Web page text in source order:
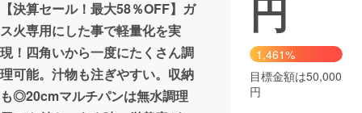
CAMPFIRE for Social Good
CAMPFIRE Creation
CAMPFIREふるさと納税machi-ya コミュニティ
【決算セール！最大58％OFF】ガ
ス火専用にした事で軽量化を実
現！四角いから一度にたくさん調
理可能。汁物も注ぎやすい。収納
も◎20cmマルチパンは無水調理
円
1,461%
目標金額は50,000
円